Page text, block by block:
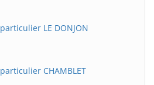
LE DONJON
CHAMBLET